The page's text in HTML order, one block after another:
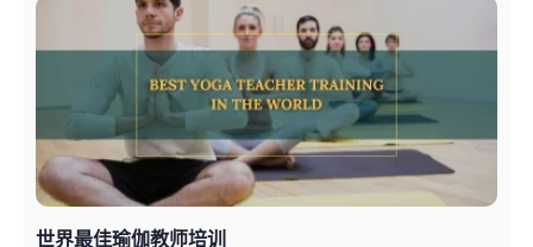
世界最佳瑜伽教师培训